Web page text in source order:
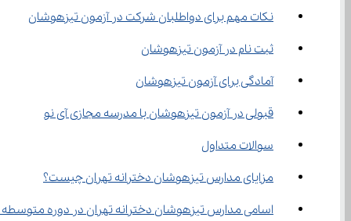
نکات مهم برای دواطلبان شرکت در آزمون تیزهوشان
ثبت نام در آزمون تیزهوشان
آمادگی برای آزمون تیزهوشان
قبولی در آزمون تیزهوشان با مدرسه مجازی آی نو
سوالات متداول
مزایای مدارس تیزهوشان دخترانه تهران چیست؟
اسامی مدارس تیزهوشان دخترانه تهران در دوره متوسطه